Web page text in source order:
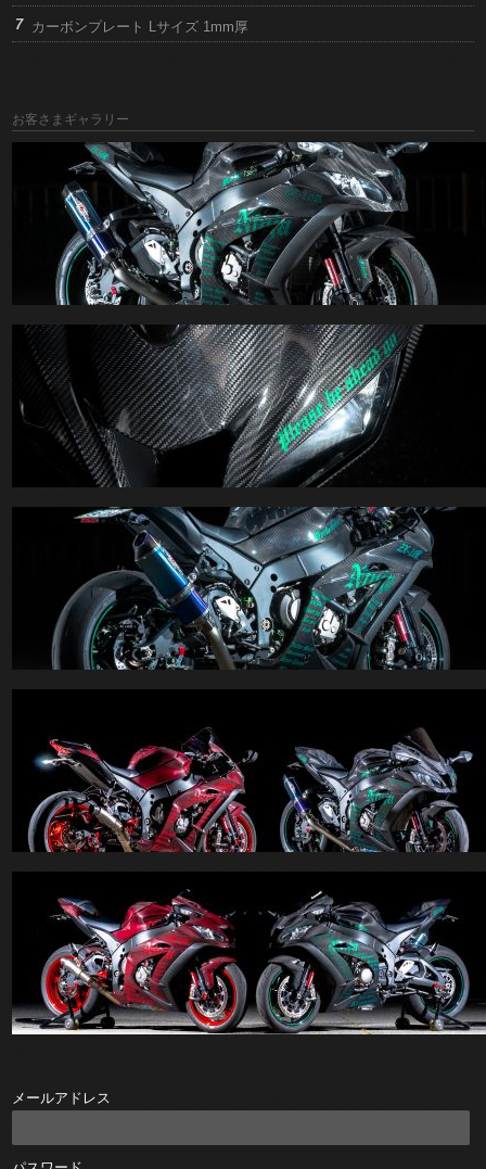
カーボンプレート Lサイズ 1mm厚
お客さまギャラリー
メールアドレス